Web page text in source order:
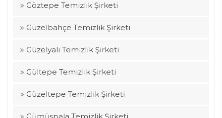
Göztepe Temizlik Şirketi
Güzelbahçe Temizlik Şirketi
Güzelyalı Temizlik Şirketi
Gültepe Temizlik Şirketi
Güzeltepe Temizlik Şirketi